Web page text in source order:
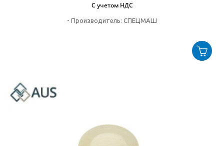
С учетом НДС
- Производитель: СПЕЦМАШ